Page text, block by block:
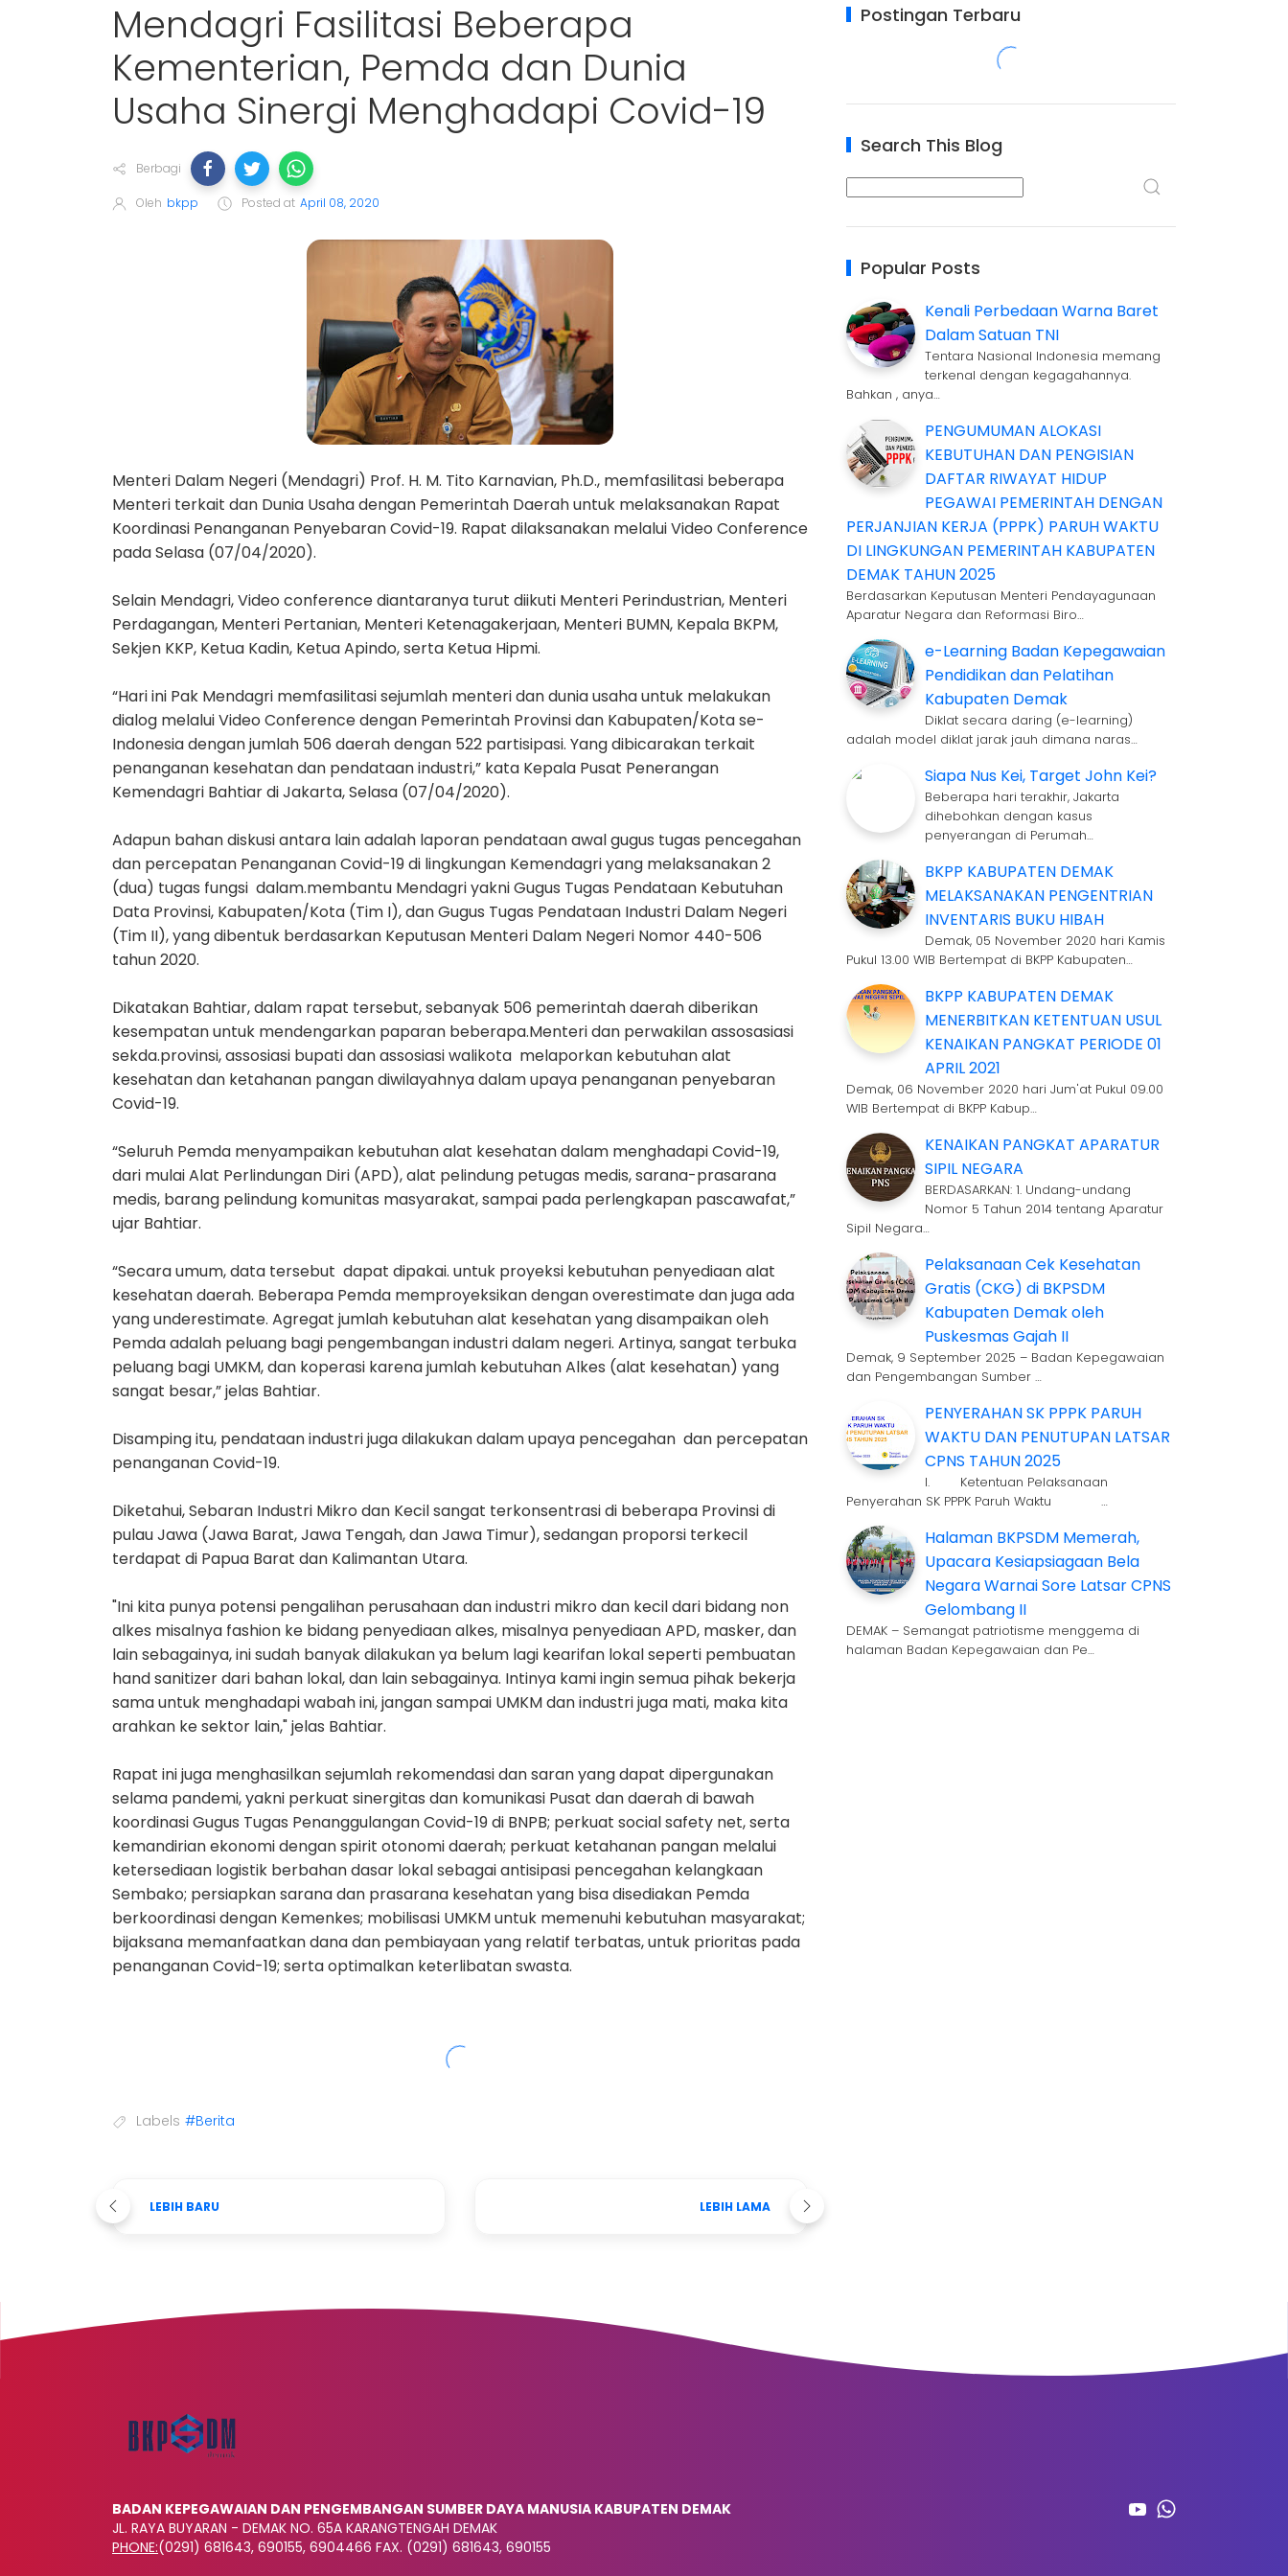
Mendagri Fasilitasi Beberapa
Kementerian, Pemda dan Dunia
Usaha Sinergi Menghadapi Covid-19
Berbagi
Oleh bkpp Posted at April 08, 2020
Menteri Dalam Negeri (Mendagri) Prof. H. M. Tito Karnavian, Ph.D., memfasilitasi beberapa
Menteri terkait dan Dunia Usaha dengan Pemerintah Daerah untuk melaksanakan Rapat
Koordinasi Penanganan Penyebaran Covid-19. Rapat dilaksanakan melalui Video Conference
pada Selasa (07/04/2020).
Selain Mendagri, Video conference diantaranya turut diikuti Menteri Perindustrian, Menteri
Perdagangan, Menteri Pertanian, Menteri Ketenagakerjaan, Menteri BUMN, Kepala BKPM,
Sekjen KKP, Ketua Kadin, Ketua Apindo, serta Ketua Hipmi.
“Hari ini Pak Mendagri memfasilitasi sejumlah menteri dan dunia usaha untuk melakukan
dialog melalui Video Conference dengan Pemerintah Provinsi dan Kabupaten/Kota se-
Indonesia dengan jumlah 506 daerah dengan 522 partisipasi. Yang dibicarakan terkait
penanganan kesehatan dan pendataan industri,” kata Kepala Pusat Penerangan
Kemendagri Bahtiar di Jakarta, Selasa (07/04/2020).
Adapun bahan diskusi antara lain adalah laporan pendataan awal gugus tugas pencegahan
dan percepatan Penanganan Covid-19 di lingkungan Kemendagri yang melaksanakan 2
(dua) tugas fungsi dalam.membantu Mendagri yakni Gugus Tugas Pendataan Kebutuhan
Data Provinsi, Kabupaten/Kota (Tim I), dan Gugus Tugas Pendataan Industri Dalam Negeri
(Tim II), yang dibentuk berdasarkan Keputusan Menteri Dalam Negeri Nomor 440-506
tahun 2020.
Dikatakan Bahtiar, dalam rapat tersebut, sebanyak 506 pemerintah daerah diberikan
kesempatan untuk mendengarkan paparan beberapa.Menteri dan perwakilan assosasiasi
sekda.provinsi, assosiasi bupati dan assosiasi walikota melaporkan kebutuhan alat
kesehatan dan ketahanan pangan diwilayahnya dalam upaya penanganan penyebaran
Covid-19.
“Seluruh Pemda menyampaikan kebutuhan alat kesehatan dalam menghadapi Covid-19,
dari mulai Alat Perlindungan Diri (APD), alat pelindung petugas medis, sarana-prasarana
medis, barang pelindung komunitas masyarakat, sampai pada perlengkapan pascawafat,”
ujar Bahtiar.
“Secara umum, data tersebut dapat dipakai. untuk proyeksi kebutuhan penyediaan alat
kesehatan daerah. Beberapa Pemda memproyeksikan dengan overestimate dan juga ada
yang underestimate. Agregat jumlah kebutuhan alat kesehatan yang disampaikan oleh
Pemda adalah peluang bagi pengembangan industri dalam negeri. Artinya, sangat terbuka
peluang bagi UMKM, dan koperasi karena jumlah kebutuhan Alkes (alat kesehatan) yang
sangat besar,” jelas Bahtiar.
Disamping itu, pendataan industri juga dilakukan dalam upaya pencegahan dan percepatan
penanganan Covid-19.
Diketahui, Sebaran Industri Mikro dan Kecil sangat terkonsentrasi di beberapa Provinsi di
pulau Jawa (Jawa Barat, Jawa Tengah, dan Jawa Timur), sedangan proporsi terkecil
terdapat di Papua Barat dan Kalimantan Utara.
"Ini kita punya potensi pengalihan perusahaan dan industri mikro dan kecil dari bidang non
alkes misalnya fashion ke bidang penyediaan alkes, misalnya penyediaan APD, masker, dan
lain sebagainya, ini sudah banyak dilakukan ya belum lagi kearifan lokal seperti pembuatan
hand sanitizer dari bahan lokal, dan lain sebagainya. Intinya kami ingin semua pihak bekerja
sama untuk menghadapi wabah ini, jangan sampai UMKM dan industri juga mati, maka kita
arahkan ke sektor lain," jelas Bahtiar.
Rapat ini juga menghasilkan sejumlah rekomendasi dan saran yang dapat dipergunakan
selama pandemi, yakni perkuat sinergitas dan komunikasi Pusat dan daerah di bawah
koordinasi Gugus Tugas Penanggulangan Covid-19 di BNPB; perkuat social safety net, serta
kemandirian ekonomi dengan spirit otonomi daerah; perkuat ketahanan pangan melalui
ketersediaan logistik berbahan dasar lokal sebagai antisipasi pencegahan kelangkaan
Sembako; persiapkan sarana dan prasarana kesehatan yang bisa disediakan Pemda
berkoordinasi dengan Kemenkes; mobilisasi UMKM untuk memenuhi kebutuhan masyarakat;
bijaksana memanfaatkan dana dan pembiayaan yang relatif terbatas, untuk prioritas pada
penanganan Covid-19; serta optimalkan keterlibatan swasta.
Labels #Berita
LEBIH BARU LEBIH LAMA
Postingan Terbaru
Search This Blog
Popular Posts
Kenali Perbedaan Warna Baret
Dalam Satuan TNI
Tentara Nasional Indonesia memang
terkenal dengan kegagahannya.
Bahkan , anya…
PENGUMUMAN ALOKASI
KEBUTUHAN DAN PENGISIAN
DAFTAR RIWAYAT HIDUP
PEGAWAI PEMERINTAH DENGAN
PERJANJIAN KERJA (PPPK) PARUH WAKTU
DI LINGKUNGAN PEMERINTAH KABUPATEN
DEMAK TAHUN 2025
Berdasarkan Keputusan Menteri Pendayagunaan
Aparatur Negara dan Reformasi Biro…
e-Learning Badan Kepegawaian
Pendidikan dan Pelatihan
Kabupaten Demak
Diklat secara daring (e-learning)
adalah model diklat jarak jauh dimana naras…
Siapa Nus Kei, Target John Kei?
Beberapa hari terakhir, Jakarta
dihebohkan dengan kasus
penyerangan di Perumah…
BKPP KABUPATEN DEMAK
MELAKSANAKAN PENGENTRIAN
INVENTARIS BUKU HIBAH
Demak, 05 November 2020 hari Kamis
Pukul 13.00 WIB Bertempat di BKPP Kabupaten…
BKPP KABUPATEN DEMAK
MENERBITKAN KETENTUAN USUL
KENAIKAN PANGKAT PERIODE 01
APRIL 2021
Demak, 06 November 2020 hari Jum'at Pukul 09.00
WIB Bertempat di BKPP Kabup…
KENAIKAN PANGKAT APARATUR
SIPIL NEGARA
BERDASARKAN: 1. Undang-undang
Nomor 5 Tahun 2014 tentang Aparatur
Sipil Negara…
Pelaksanaan Cek Kesehatan
Gratis (CKG) di BKPSDM
Kabupaten Demak oleh
Puskesmas Gajah II
Demak, 9 September 2025 – Badan Kepegawaian
dan Pengembangan Sumber …
PENYERAHAN SK PPPK PARUH
WAKTU DAN PENUTUPAN LATSAR
CPNS TAHUN 2025
I. Ketentuan Pelaksanaan
Penyerahan SK PPPK Paruh Waktu …
Halaman BKPSDM Memerah,
Upacara Kesiapsiagaan Bela
Negara Warnai Sore Latsar CPNS
Gelombang II
DEMAK – Semangat patriotisme menggema di
halaman Badan Kepegawaian dan Pe…
BADAN KEPEGAWAIAN DAN PENGEMBANGAN SUMBER DAYA MANUSIA KABUPATEN DEMAK
JL. RAYA BUYARAN - DEMAK NO. 65A KARANGTENGAH DEMAK
PHONE:(0291) 681643, 690155, 6904466 FAX. (0291) 681643, 690155